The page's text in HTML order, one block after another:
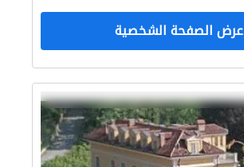
عرض الصفحة الشخصية